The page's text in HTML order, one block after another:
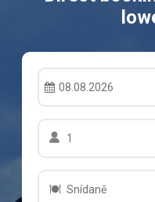
08.08.2026
1
Snídaně